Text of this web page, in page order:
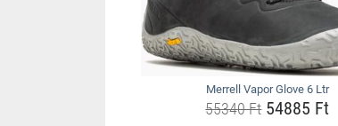
Merrell Vapor Glove 6 Ltr
55340 Ft54885 Ft